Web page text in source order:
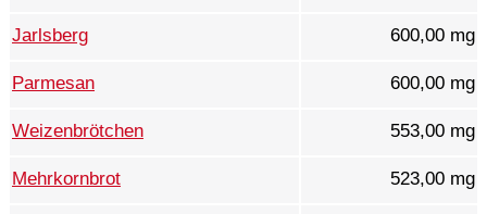
Jarlsberg 600,00 mg
Parmesan 600,00 mg
Weizenbrötchen 553,00 mg
Mehrkornbrot 523,00 mg